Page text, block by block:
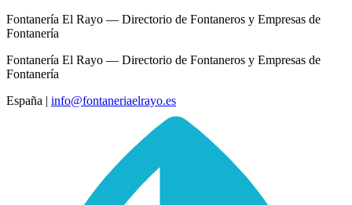
Fontanería El Rayo — Directorio de Fontaneros y Empresas de
Fontanería
Fontanería El Rayo — Directorio de Fontaneros y Empresas de
Fontanería
España | info@fontaneriaelrayo.es